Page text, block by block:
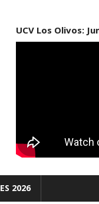
UCV Los Olivos:
2026